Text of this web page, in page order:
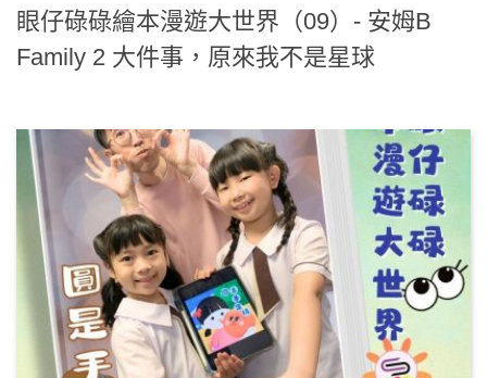
眼仔碌碌繪本漫遊大世界（09）- 安姆B
Family 2 大件事，原來我不是星球